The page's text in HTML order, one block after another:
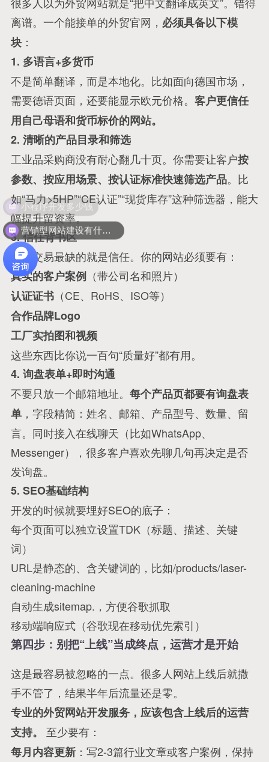
离谱。一个能接单的外贸官网， 必须具备以下模
块：
1. 多语言+多货币
不是简单翻译，而是本地化。比如面向德国市场，
需要德语页面，还要能显示欧元价格。 客户更信任
用自己母语和货币标价的网站。
2. 清晰的产品目录和筛选
工业品采购商没有耐心翻几十页。你需要让客户按
参数、按应用场景、按认证标准快速筛选产品。比
如“马力>5HP”“CE认证”“现货库存”这种筛选器，能大
幅提升留资率。
3. 信任背书区
外贸交易最缺的就是信任。你的网站必须要有：
真实的客户案例（带公司名和照片）
认证证书（CE、RoHS、ISO等）
合作品牌Logo
工厂实拍图和视频
这些东西比你说一百句“质量好”都有用。
4. 询盘表单+即时沟通
不要只放一个邮箱地址。 每个产品页都要有询盘表
单，字段精简：姓名、邮箱、产品型号、数量、留
言。同时接入在线聊天（比如WhatsApp、
Messenger），很多客户喜欢先聊几句再决定是否
发询盘。
5. SEO基础结构
开发的时候就要埋好SEO的底子：
每个页面可以独立设置TDK（标题、描述、关键
词）
URL是静态的、含关键词的，比如/products/laser-
cleaning-machine
自动生成sitemap.，方便谷歌抓取
移动端响应式（谷歌现在移动优先索引）
第四步：别把“上线”当成终点，运营才是开始
这是最容易被忽略的一点。很多人网站上线后就撒
手不管了，结果半年后流量还是零。
专业的外贸网站开发服务，应该包含上线后的运营
支持。
至少要有：
每月内容更新：写2-3篇行业文章或客户案例，保持
小程序开发多少钱